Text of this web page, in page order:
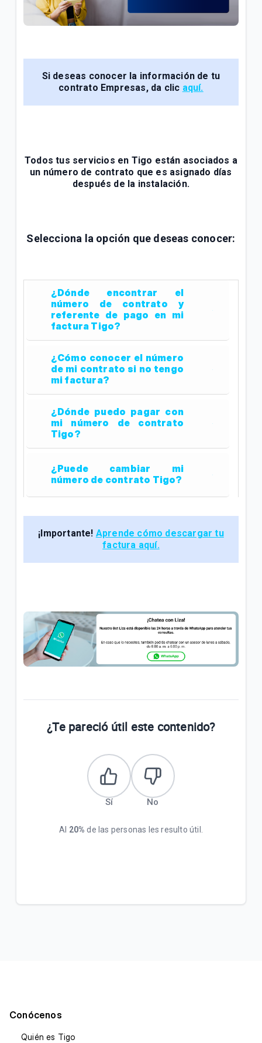
General
Soporte técnico para tus servicios Tigo | General
Si deseas conocer la información de tu
contrato Empresas, da clic aquí.
Todos tus servicios en Tigo están asociados a
un número de contrato que es asignado días
después de la instalación.
Selecciona la opción que deseas conocer:
¿Dónde encontrar el
número de contrato y
referente de pago en mi
factura Tigo?
¿Cómo conocer el número
de mi contrato si no tengo
mi factura?
¿Dónde puedo pagar con
mi número de contrato
Tigo?
¿Puede cambiar mi
número de contrato Tigo?
¡Importante! Aprende cómo descargar tu
factura aquí.
¿Te pareció útil este contenido?
Sí No
Al 20% de las personas les resulto útil.
Conócenos
Quién es Tigo